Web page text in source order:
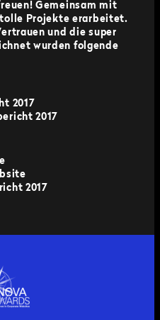
Gemeinsam mit
tolle Projekte erarbeitet.
und die super
wurden folgende
2017
2017
2017